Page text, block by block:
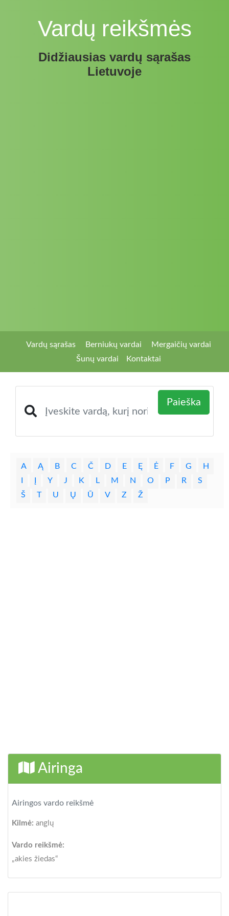
Vardų reikšmės
Didžiausias vardų sąrašas
Lietuvoje
Vardų sąrašas Berniukų vardai
Mergaičių vardai
Šunų vardai
Kontaktai
Paieška
A Ą B C Č D E Ę Ė F G
H
Y J K L M N O P R
S
Š
T U Ų Ū V Z Ž
Airinga
Airingos vardo reikšmė
Kilmė: anglų
Vardo reikšmė:
„akies žiedas“